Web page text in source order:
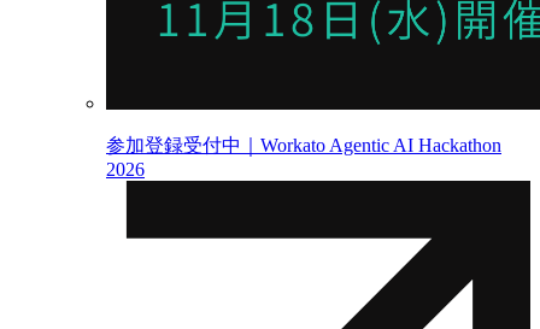
参加登録受付中｜Workato Agentic AI Hackathon
2026